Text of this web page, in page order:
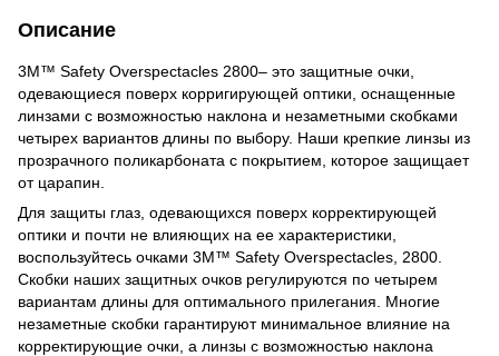
Описание
3M™ Safety Overspectacles 2800– это защитные очки,
одевающиеся поверх корригирующей оптики, оснащенные
линзами с возможностью наклона и незаметными скобками
четырех вариантов длины по выбору. Наши крепкие линзы из
прозрачного поликарбоната с покрытием, которое защищает
от царапин.
Для защиты глаз, одевающихся поверх корректирующей
оптики и почти не влияющих на ее характеристики,
воспользуйтесь очками 3M™ Safety Overspectacles, 2800.
Скобки наших защитных очков регулируются по четырем
вариантам длины для оптимального прилегания. Многие
незаметные скобки гарантируют минимальное влияние на
корректирующие очки, а линзы с возможностью наклона